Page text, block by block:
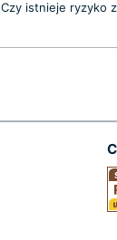
Czy istnieje ryzyko